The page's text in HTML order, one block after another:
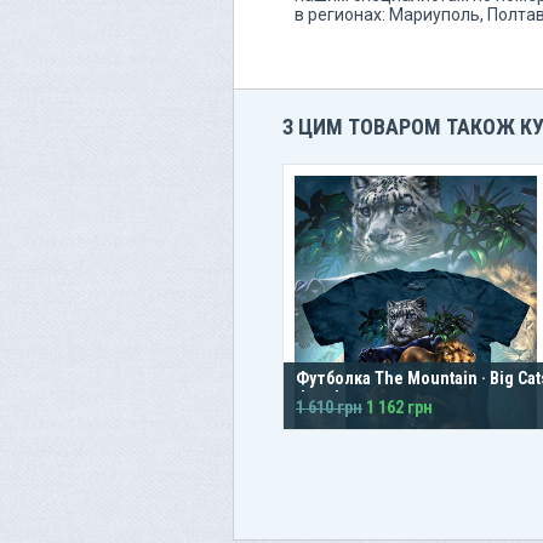
в регионах: Мариуполь,
З ЦИМ ТОВАРОМ ТАКОЖ
Футболка The Mountain · Big
Jungle
1 610 грн 1 162 грн